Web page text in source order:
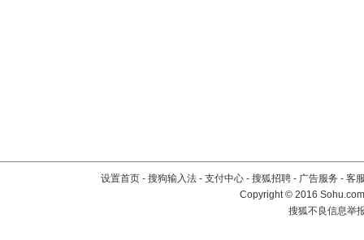
设置首页 - 搜狗输入法 - 支付中心 - 搜狐招聘 - 广告服务 - 客
Copyright©2016
搜狐不良信息举